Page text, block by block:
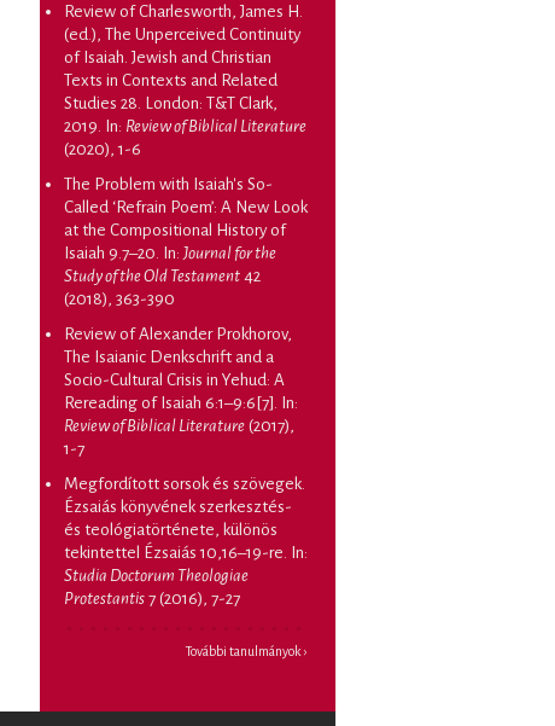
Review of Charlesworth, James H.
(ed.), The Unperceived Continuity
of Isaiah. Jewish and Christian
Texts in Contexts and Related
Studies 28. London: T&T Clark,
2019 . In: Review of Biblical Literature
(2020), 1-6
The Problem with Isaiah's So-
Called ‘Refrain Poem’: A New Look
at the Compositional History of
Isaiah 9.7–20 . In: Journal for the
Study of the Old Testament 42
(2018), 363-390
Review of Alexander Prokhorov,
The Isaianic Denkschrift and a
Socio-Cultural Crisis in Yehud: A
Rereading of Isaiah 6:1–9:6[7] . In:
Review of Biblical Literature (2017),
1-7
Megfordított sorsok és szövegek.
Ézsaiás könyvének szerkesztés-
és teológiatörténete, különös
tekintettel Ézsaiás 10,16–19-re . In:
Studia Doctorum Theologiae
Protestantis 7 (2016), 7-27
További tanulmányok ›